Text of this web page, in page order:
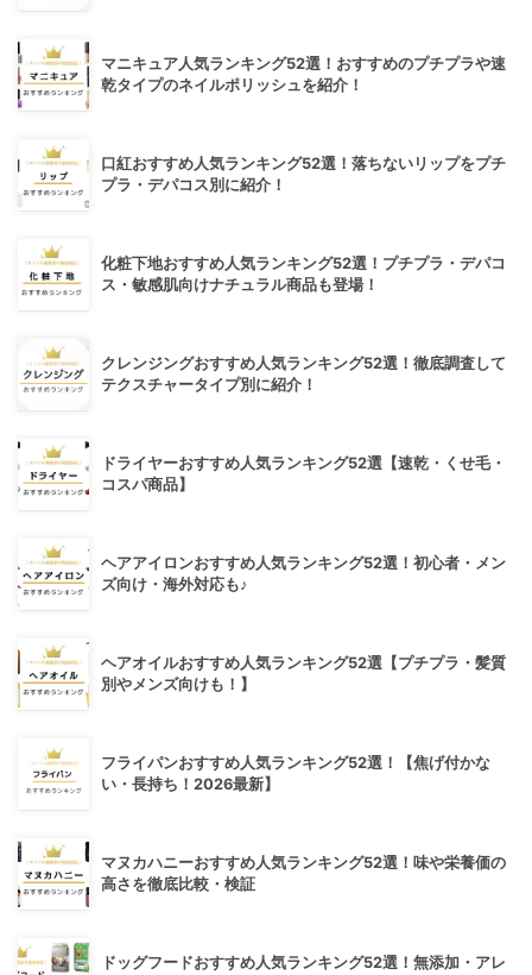
マニキュア人気ランキング52選！おすすめのプチプラや速
乾タイプのネイルポリッシュを紹介！
口紅おすすめ人気ランキング52選！落ちないリップをプチ
プラ・デパコス別に紹介！
化粧下地おすすめ人気ランキング52選！プチプラ・デパコ
ス・敏感肌向けナチュラル商品も登場！
クレンジングおすすめ人気ランキング52選！徹底調査して
テクスチャータイプ別に紹介！
ドライヤーおすすめ人気ランキング52選【速乾・くせ毛・
コスパ商品】
ヘアアイロンおすすめ人気ランキング52選！初心者・メン
ズ向け・海外対応も♪
ヘアオイルおすすめ人気ランキング52選【プチプラ・髪質
別やメンズ向けも！】
フライパンおすすめ人気ランキング52選！【焦げ付かな
い・長持ち！2026最新】
マヌカハニーおすすめ人気ランキング52選！味や栄養価の
高さを徹底比較・検証
ドッグフードおすすめ人気ランキング52選！無添加・アレ